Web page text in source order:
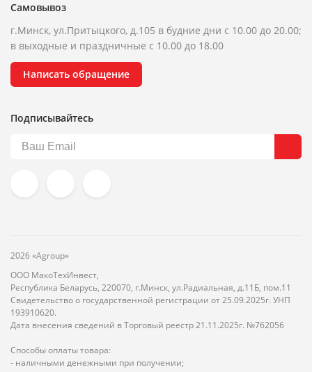
Самовывоз
г.Минск, ул.Притыцкого, д.105 в будние дни с 10.00 до 20.00;
в выходные и праздничные с 10.00 до 18.00
Написать обращение
Подписывайтесь
2026 «Agroup»
ООО МакоТехИнвест,
Республика Беларусь, 220070, г.Минск, ул.Радиальная, д.11Б, пом.11
Свидетельство о государственной регистрации от 25.09.2025г. УНП
193910620.
Дата внесения сведений в Торговый реестр 21.11.2025г. №762056
Способы оплаты товара:
- наличными денежными при получении;